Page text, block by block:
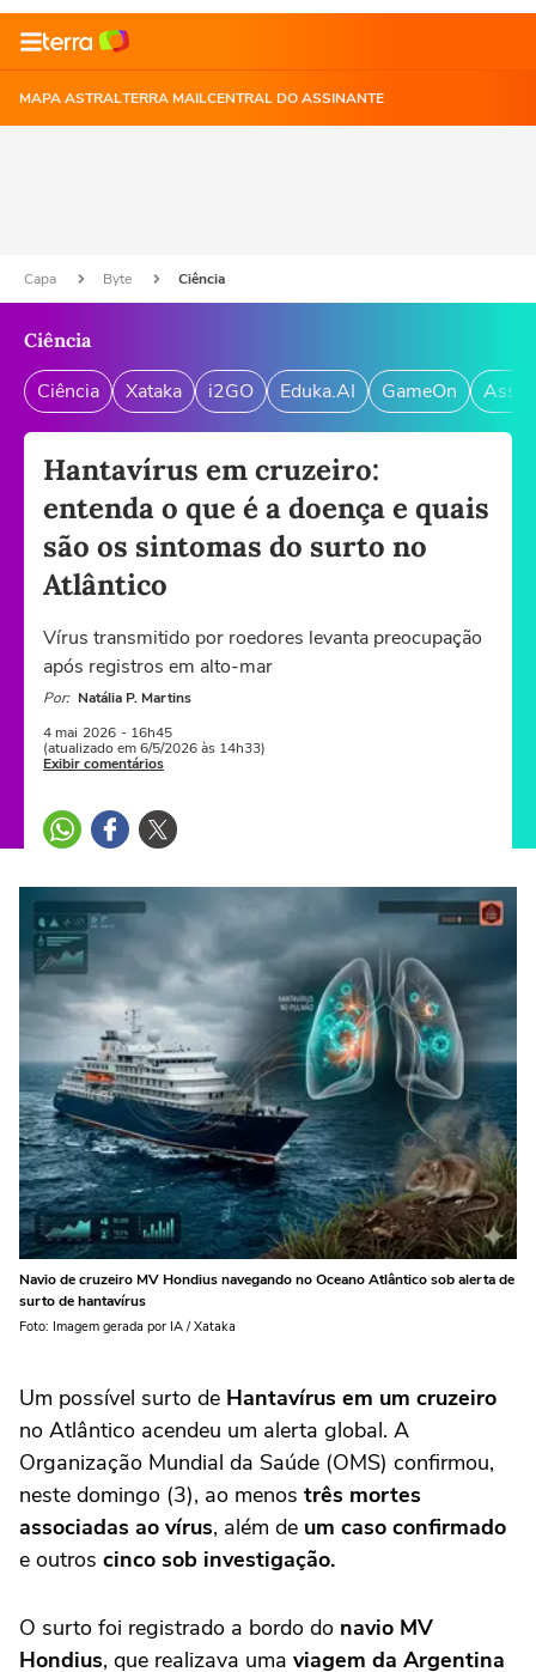
MAPA ASTRALTERRA MAILCENTRAL DO ASSINANTE
Capa Byte Ciência
Ciência
Ciência Xataka i2GO Eduka.AI GameOn
Hantavírus em cruzeiro:
entenda o que é a doença e quais
são os sintomas do surto no
Atlântico
Vírus transmitido por roedores levanta preocupação
após registros em alto-mar
Por: Natália P. Martins
4 mai 2026 - 16h45
(atualizado em 6/5/2026 às 14h33)
Exibir comentários
Navio de cruzeiro MV Hondius navegando no Oceano Atlântico sob alerta de
surto de hantavírus
Foto: Imagem gerada por IA / Xataka
Um possível surto de Hantavírus em um cruzeiro
no Atlântico acendeu um alerta global. A
Organização Mundial da Saúde (OMS) confirmou,
neste domingo (3), ao menos três mortes
associadas ao vírus, além de um caso confirmado
e outros cinco sob investigação.
O surto foi registrado a bordo do navio MV
Hondius, que realizava uma viagem da Argentina